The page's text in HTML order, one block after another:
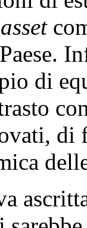
di
asset
di
di